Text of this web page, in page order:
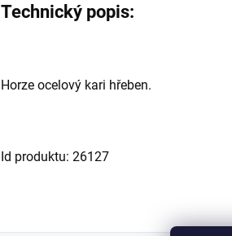
Technický popis:
Horze ocelový kari hřeben.
Id produktu: 26127